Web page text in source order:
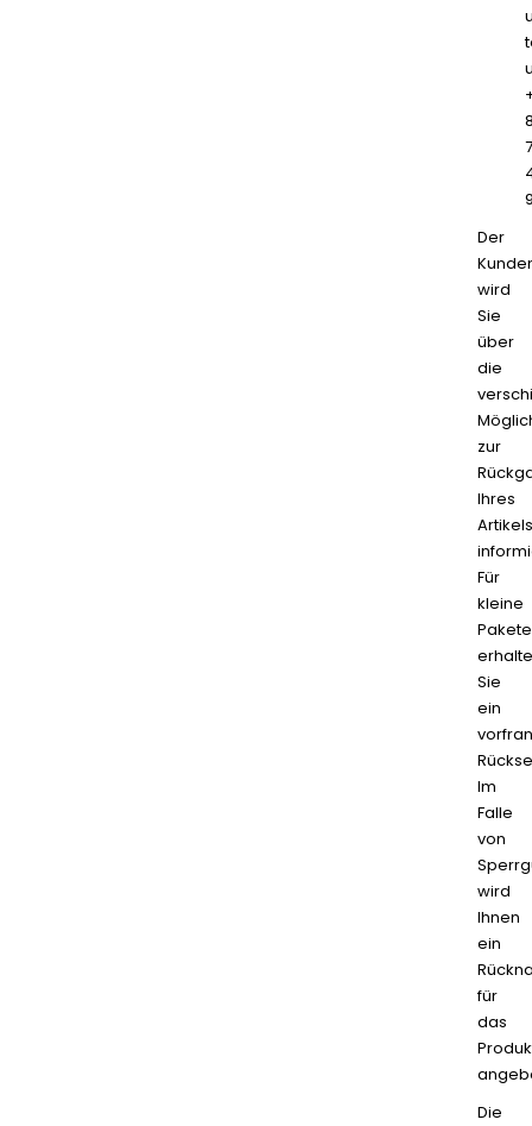
Der
wird
Sie
über
die
zur
Ihres
Artikels
Für
kleine
Pakete
Sie
ein
Im
Falle
von
wird
Ihnen
ein
für
das
Die